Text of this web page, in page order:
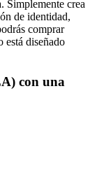
Simplemente crea
de identidad,
comprar
diseñado
con una